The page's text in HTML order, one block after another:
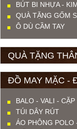
BÚT BI NHỰA -
QUÀ TẶNG GỐM
Ô DÙ CẦM TAY
QUÀ TẶNG
ĐỒ MAY MẶC -
BALO - VALI - CẶP
TÚI DÂY RÚT
ÁO PHÔNG POLO